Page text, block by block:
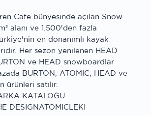
Cafe bünyesinde açılan Snow
alanı ve 1.500'den fazla
en donanımlı kayak
Her sezon yenilenen HEAD
ve HEAD snowboardlar
BURTON, ATOMIC, HEAD ve
ürünleri satılır.
KATALOĞU
DESIGNATOMICLEKI